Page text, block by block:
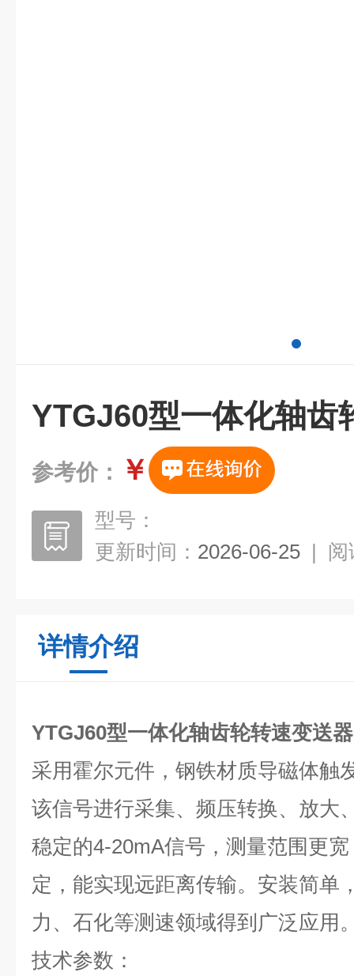
YTGJ60型一体化轴齿
参考价： ￥
型号：
更新时间： 2026-06-25 | 阅
详情介绍
YTGJ60型一体化轴齿轮转速变送器
采用霍尔元件，钢铁材质导磁体触
该信号进行采集、频压转换、放大
稳定的4-20mA信号，测量范围更
定，能实现远距离传输。安装简单
力、石化等测速领域得到广泛应用
技术参数：